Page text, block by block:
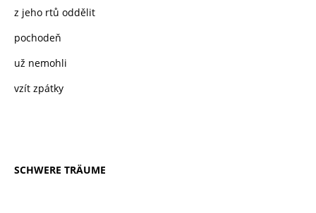
z jeho rtů oddělit
pochodeň
už nemohli
vzít zpátky
SCHWERE TRÄUME